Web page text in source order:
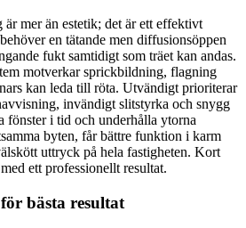
mer än estetik; det är ett effektivt
en tätande men diffusionsöppen
fukt samtidigt som träet kan andas.
motverkar sprickbildning, flagning
kan leda till röta. Utvändigt prioriterar
invändigt slitstyrka och snygg
fönster i tid och underhålla ytorna
byten, får bättre funktion i karm
uttryck på hela fastigheten. Kort
ett professionellt resultat.
bästa resultat